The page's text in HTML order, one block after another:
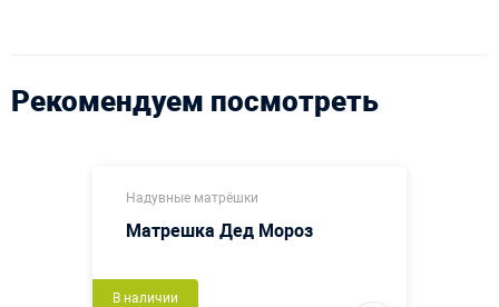
Рекомендуем посмотреть
Надувные матрёшки
Матрешка Дед Мороз
В наличии